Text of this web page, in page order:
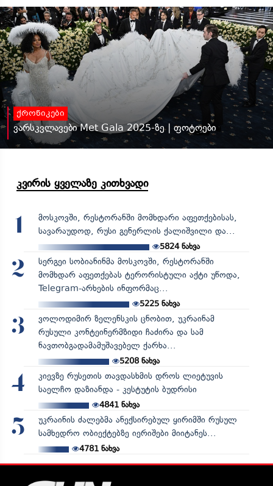
ქრონიკები
ვარსკვლავები Met Gala 2025-ზე | ფოტოები
კვირის ყველაზე კითხვადი
1
მოსკოვში, რესტორანში მომხდარი აფეთქებისას,
სავარაუდოდ, რუსი გენერლის ქალიშვილი და...
5824ნახვა
2
სერგეი სობიანინმა მოსკოვში, რესტორანში
მომხდარ აფეთქებას ტერორისტული აქტი უწოდა,
Telegram-არხების ინფორმაც...
5225ნახვა
3
ვოლოდიმირ ზელენსკის ცნობით, უკრაინამ
რუსული კონტეინერმზიდი ჩაძირა და სამ
ნავთობგადამამუშავებელ ქარხა...
5208ნახვა
4
კიევზე რუსეთის თავდასხმის დროს ლიეტუვის
საელჩო დაზიანდა - კესტუტის ბუდრისი
4841ნახვა
5
უკრაინის ძალებმა ანექსირებულ ყირიმში რუსულ
სამხედრო ობიექტებზე იერიშები მიიტანეს...
4781ნახვა